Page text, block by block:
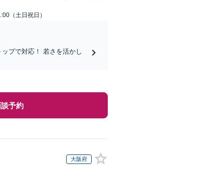
（土日祝日）
プで対応！ 若さを活かし
予約
大阪府